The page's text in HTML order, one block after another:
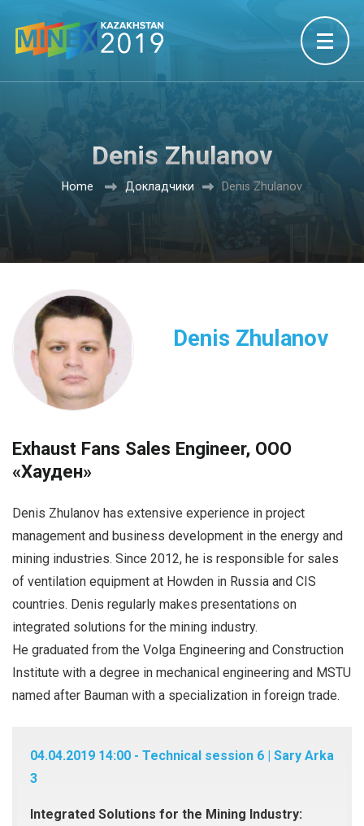
Denis Zhulanov
Home Докладчики Denis Zhulanov
Denis Zhulanov
Exhaust Fans Sales Engineer, ООО
«Хауден»
Denis Zhulanov has extensive experience in project
management and business development in the energy and
mining industries. Since 2012, he is responsible for sales
of ventilation equipment at Howden in Russia and CIS
countries. Denis regularly makes presentations on
integrated solutions for the mining industry.
He graduated from the Volga Engineering and Construction
Institute with a degree in mechanical engineering and MSTU
named after Bauman with a specialization in foreign trade.
04.04.2019 14:00 - Technical session 6 | Sary Arka
3
Integrated Solutions for the Mining Industry: